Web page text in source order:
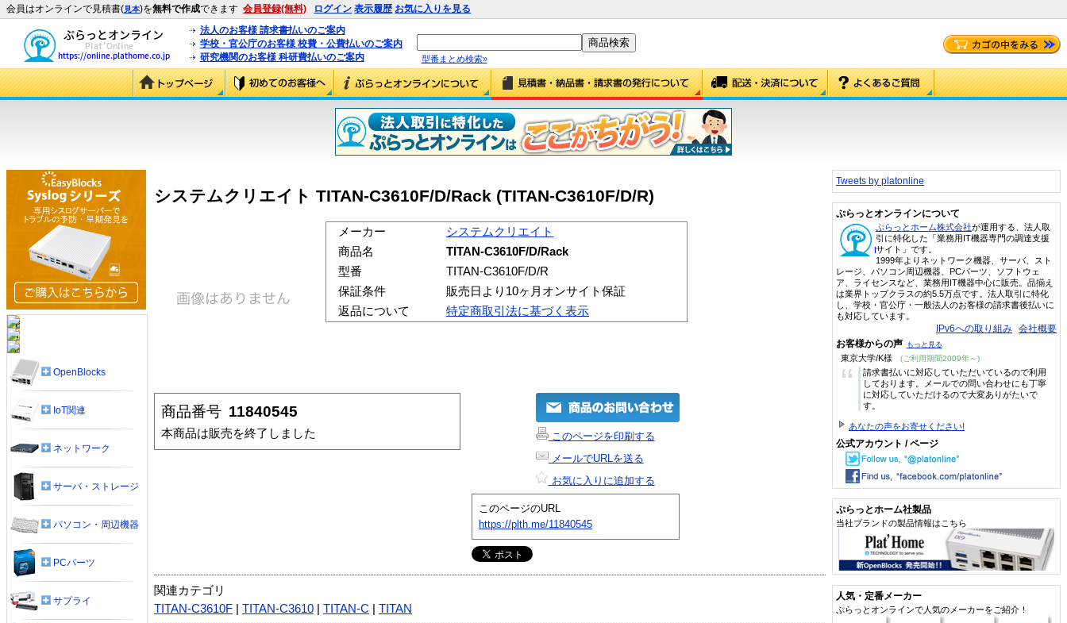
会員はオンラインで見積書(見本)を無料で作成できます 会員登録(無料) ログイン 表示履歴 お気に入りを見る
法人のお客様 請求書払いのご案内
学校・官公庁のお客様 校費・公費払いのご案内
研究機関のお客様 科研費払いのご案内
型番まとめ検索»
システムクリエイト TITAN-C3610F/D/Rack (TITAN-C3610F/D/R)
メーカー
システムクリエイト
商品名
TITAN-C3610F/D/Rack
型番
TITAN-C3610F/D/R
保証条件
販売日より10ヶ月オンサイト保証
返品について
特定商取引法に基づく表示
商品番号 11840545
本商品は販売を終了しました
このページを印刷する
メールでURLを送る
お気に入りに追加する
このページのURL
https://plth.me/11840545
関連カテゴリ
TITAN-C3610F
TITAN-C3610 TITAN-C TITAN
OpenBlocks
IoT関連
ネットワーク
サーバ・ストレージ
パソコン・周辺機器
PCパーツ
サプライ
Tweets by platonline
ぷらっとオンラインについて
ぷらっとホーム株式会社が運用する、法人取
引に特化した「業務用IT機器専門の調達支援
サイト」です。
1999年よりネットワーク機器、サーバ、スト
レージ、パソコン周辺機器、PCパーツ、ソフトウェ
ア、ライセンスなど、業務用IT機器中心に販売。品揃え
は業界トップクラスの約5.5万点です。法人取引に特化
し、学校・官公庁・一般法人のお客様の請求書後払いに
も対応しています。
IPv6への取り組み 会社概要
お客様からの声 もっと見る
東京大学/K様 (ご利用期間2009年～)
“
請求書払いに対応していただいているので利用
しております。メールでの問い合わせにも丁寧
に対応していただけるので大変ありがたいで
す。
あなたの声をお寄せください!
公式アカウント / ページ
ぷらっとホーム社製品
当社ブランドの製品情報はこちら
人気・定番メーカー
ぷらっとオンラインで人気のメーカーをご紹介！